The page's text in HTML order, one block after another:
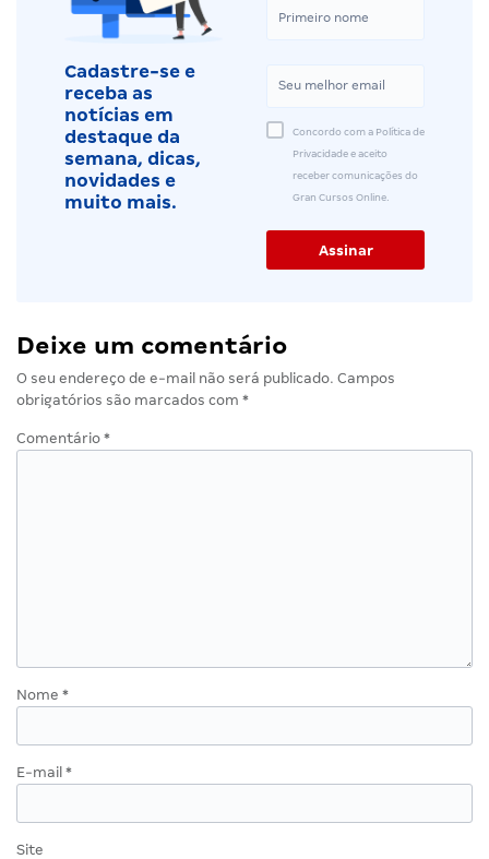
Cadastre-se e
receba as
notícias em
destaque da
semana, dicas,
novidades e
muito mais.
Concordo com a Política de
Privacidade e aceito
receber comunicações do
Gran Cursos Online.
Deixe um comentário
O seu endereço de e-mail não será publicado. Campos
obrigatórios são marcados com *
Comentário *
Nome *
E-mail *
Site